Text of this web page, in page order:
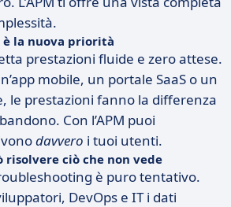
è la nuova priorità
prestazioni fluide e zero attese.
mobile, un portale SaaS o un
le prestazioni fanno la differenza
Con l’APM puoi
davvero i tuoi utenti.
ciò che non vede
è puro tentativo.
DevOps e IT i dati